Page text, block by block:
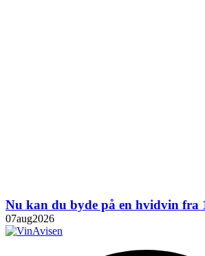
Nu kan du byde på en hvidvin fra
07aug2026